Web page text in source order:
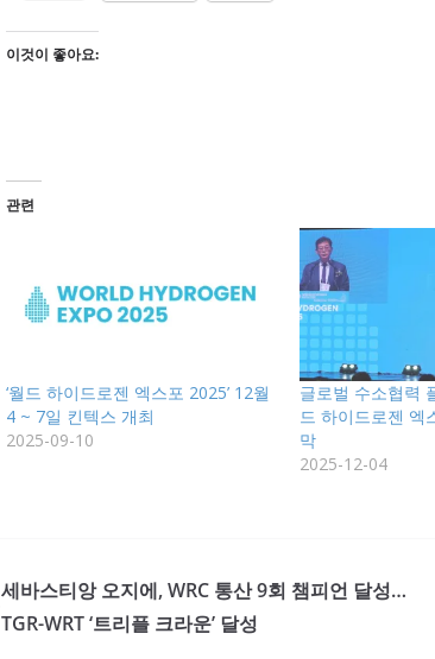
이것이 좋아요:
관련
‘월드 하이드로젠 엑스포 2025’ 12월
4 ~ 7일 킨텍스 개최
2025-09-10
글로벌 수소협력
드 하이드로젠 엑
막
2025-12-04
세바스티앙 오지에, WRC 통산 9회 챔피언 달성…
TGR-WRT ‘트리플 크라운’ 달성